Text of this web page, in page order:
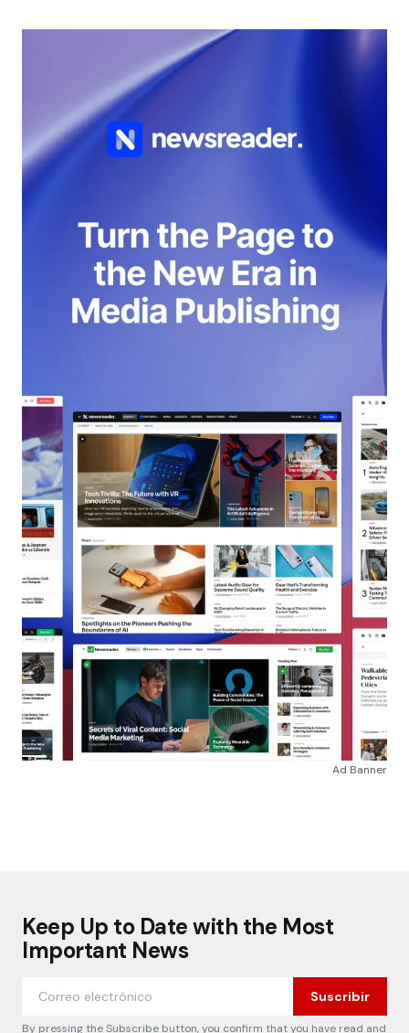
Ad Banner
Keep Up to Date with the Most
Important News
Suscribir
By pressing the Subscribe button, you confirm that you have read and